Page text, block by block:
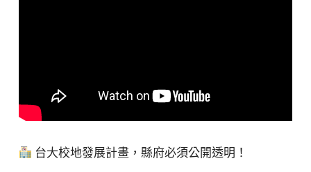
台大校地發展計畫，縣府必須公開透明！